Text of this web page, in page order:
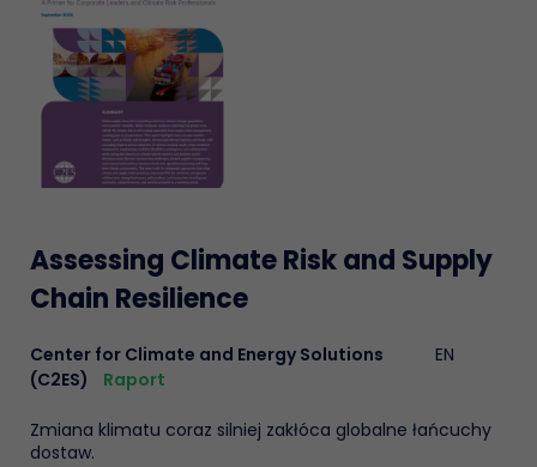
Assessing Climate Risk and Supply
Chain Resilience
Center for Climate and Energy Solutions
(C2ES)
Raport
EN
Zmiana klimatu coraz silniej zakłóca globalne łańcuchy
dostaw.